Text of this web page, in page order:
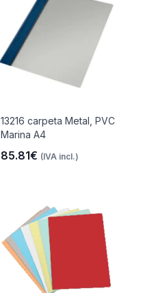
13216 carpeta Metal, PVC
Marina A4
85.81€ (IVA incl.)